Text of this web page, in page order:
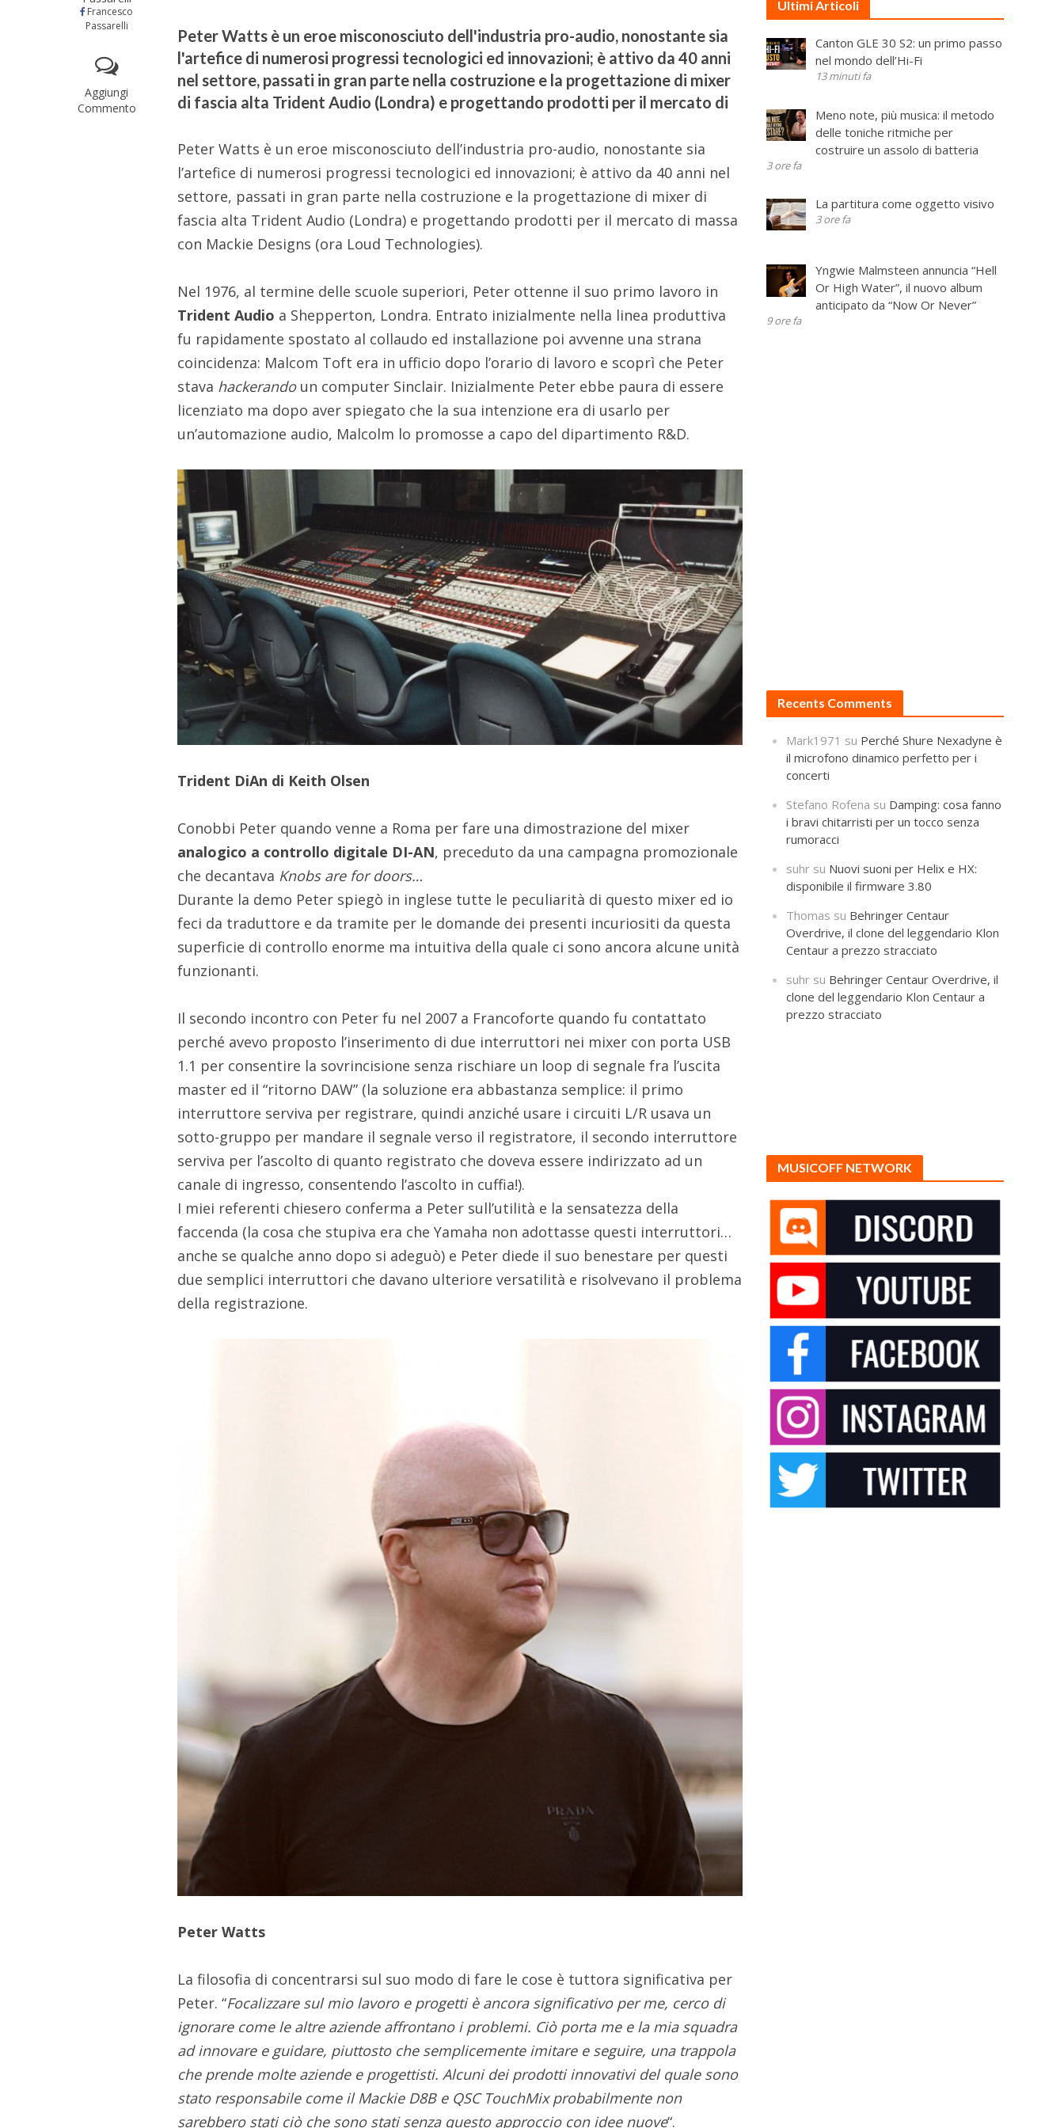
Francesco
Passarelli
Aggiungi
Commento
Peter Watts è un eroe misconosciuto dell'industria pro-audio, nonostante sia
l'artefice di numerosi progressi tecnologici ed innovazioni; è attivo da 40 anni
nel settore, passati in gran parte nella costruzione e la progettazione di mixer
di fascia alta Trident Audio (Londra) e progettando prodotti per il mercato di
Peter Watts è un eroe misconosciuto dell’industria pro-audio, nonostante sia
l’artefice di numerosi progressi tecnologici ed innovazioni; è attivo da 40 anni nel
settore, passati in gran parte nella costruzione e la progettazione di mixer di
fascia alta Trident Audio (Londra) e progettando prodotti per il mercato di massa
con Mackie Designs (ora Loud Technologies).
Nel 1976, al termine delle scuole superiori, Peter ottenne il suo primo lavoro in
Trident Audio a Shepperton, Londra. Entrato inizialmente nella linea produttiva
fu rapidamente spostato al collaudo ed installazione poi avvenne una strana
coincidenza: Malcom Toft era in ufficio dopo l’orario di lavoro e scoprì che Peter
stava hackerandoun computer Sinclair. Inizialmente Peter ebbe paura di essere
licenziato ma dopo aver spiegato che la sua intenzione era di usarlo per
un’automazione audio, Malcolm lo promosse a capo del dipartimento R&D.
Trident DiAn di Keith Olsen
Conobbi Peter quando venne a Roma per fare una dimostrazione del mixer
analogico a controllo digitale DI-AN, preceduto da una campagna promozionale
che decantava Knobs are for doors…
Durante la demo Peter spiegò in inglese tutte le peculiarità di questo mixer ed io
feci da traduttore e da tramite per le domande dei presenti incuriositi da questa
superficie di controllo enorme ma intuitiva della quale ci sono ancora alcune unità
funzionanti.
Il secondo incontro con Peter fu nel 2007 a Francoforte quando fu contattato
perché avevo proposto l’inserimento di due interruttori nei mixer con porta USB
1.1 per consentire la sovrincisione senza rischiare un loop di segnale fra l’uscita
master ed il “ritorno DAW” (la soluzione era abbastanza semplice: il primo
interruttore serviva per registrare, quindi anziché usare i circuiti L/R usava un
sotto-gruppo per mandare il segnale verso il registratore, il secondo interruttore
serviva per l’ascolto di quanto registrato che doveva essere indirizzato ad un
canale di ingresso, consentendo l’ascolto in cuffia!).
I miei referenti chiesero conferma a Peter sull’utilità e la sensatezza della
faccenda (la cosa che stupiva era che Yamaha non adottasse questi interruttori…
anche se qualche anno dopo si adeguò) e Peter diede il suo benestare per questi
due semplici interruttori che davano ulteriore versatilità e risolvevano il problema
della registrazione.
Peter Watts
La filosofia di concentrarsi sul suo modo di fare le cose è tuttora significativa per
Peter. “Focalizzare sul mio lavoro e progetti è ancora significativo per me, cerco di
ignorare come le altre aziende affrontano i problemi. Ciò porta me e la mia squadra
ad innovare e guidare, piuttosto che semplicemente imitare e seguire, una trappola
che prende molte aziende e progettisti. Alcuni dei prodotti innovativi del quale sono
stato responsabile come il Mackie D8B e QSC TouchMix probabilmente non
sarebbero stati ciò che sono stati senza questo approccio con idee nuove“.
Ultimi Articoli
Canton GLE 30 S2: un primo passo
nel mondo dell’Hi-Fi
13 minuti fa
Meno note, più musica: il metodo
delle toniche ritmiche per
costruire un assolo di batteria
3 ore fa
La partitura come oggetto visivo
3 ore fa
Yngwie Malmsteen annuncia “Hell
Or High Water”, il nuovo album
anticipato da “Now Or Never”
9 ore fa
Recents Comments
Mark1971 su Perché Shure Nexadyne è
il microfono dinamico perfetto per i
concerti
Stefano Rofena su Damping: cosa fanno
i bravi chitarristi per un tocco senza
rumoracci
suhr su Nuovi suoni per Helix e HX:
disponibile il firmware 3.80
Thomas su Behringer Centaur
Overdrive, il clone del leggendario Klon
Centaur a prezzo stracciato
suhr su Behringer Centaur Overdrive, il
clone del leggendario Klon Centaur a
prezzo stracciato
MUSICOFF NETWORK